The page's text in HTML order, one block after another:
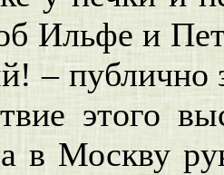
Ильфе и
– публично
этого
в Москву